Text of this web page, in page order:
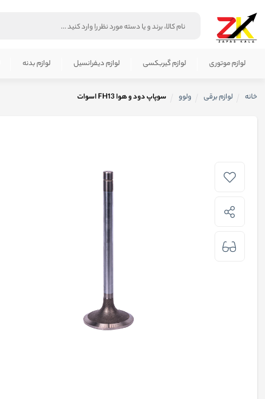
لوازم موتوری لوازم گیربکسی لوازم دیفرانسیل لوازم بدنه
خانه لوازم برقی ولوو سوپاپ دود و هوا FH13 اسوات